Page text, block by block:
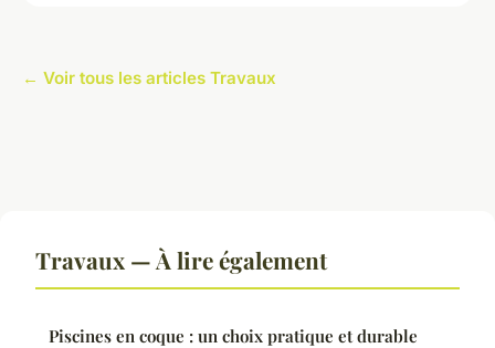
← Voir tous les articles Travaux
Travaux — À lire également
Piscines en coque : un choix pratique et durable